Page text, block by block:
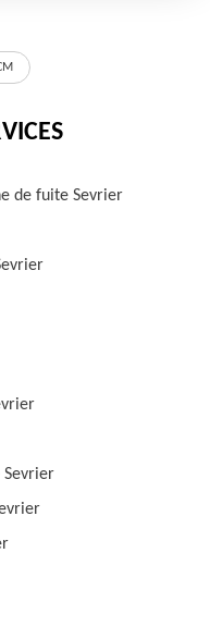
de fuite Sevrier
Sevrier